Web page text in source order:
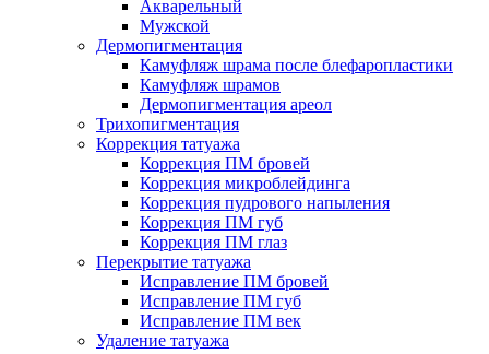
Акварельный
Мужской
Дермопигментация
Камуфляж шрама после блефаропластики
Камуфляж шрамов
Дермопигментация ареол
Трихопигментация
Коррекция татуажа
Коррекция ПМ бровей
Коррекция микроблейдинга
Коррекция пудрового напыления
Коррекция ПМ губ
Коррекция ПМ глаз
Перекрытие татуажа
Исправление ПМ бровей
Исправление ПМ губ
Исправление ПМ век
Удаление татуажа